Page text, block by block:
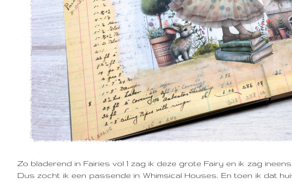
Zo bladerend in Fairies vol 1 zag ik deze grote Fairy en ik zag
Dus zocht ik een passende in Whimsical Houses. En toen ik dat